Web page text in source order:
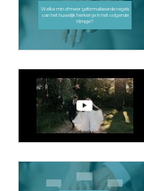
Welke min of meer geformaliseerde regels
van het huwelijk herken je in het volgende
filmpje?